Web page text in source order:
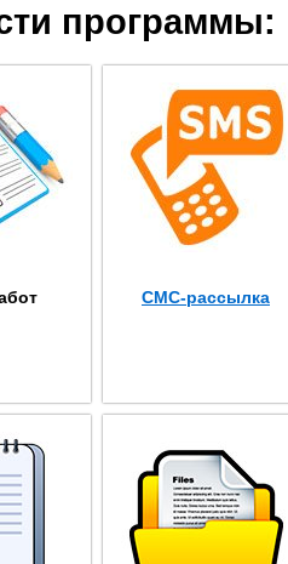
программы:
СМС-рассылка